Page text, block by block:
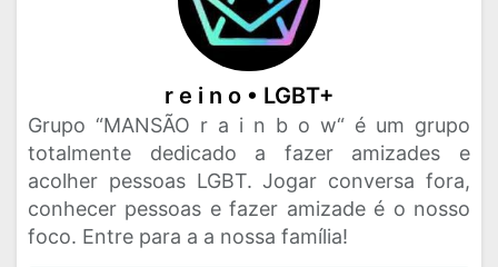
r e i n o • LGBT+
Grupo “MANSÃO r a i n b o w“ é um grupo
totalmente dedicado a fazer amizades e
acolher pessoas LGBT. Jogar conversa fora,
conhecer pessoas e fazer amizade é o nosso
foco. Entre para a a nossa família!